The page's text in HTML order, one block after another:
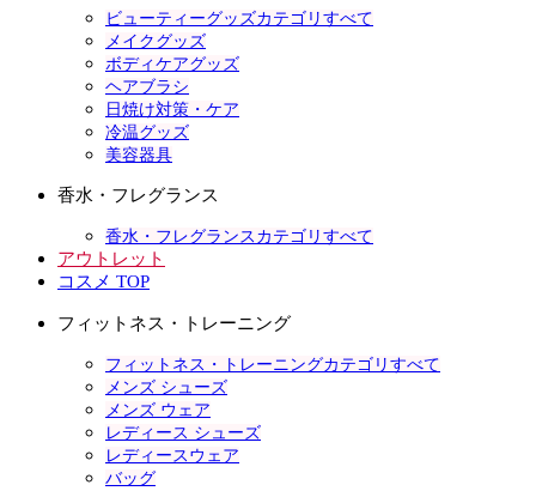
ビューティーグッズカテゴリすべて
メイクグッズ
ボディケアグッズ
ヘアブラシ
日焼け対策・ケア
冷温グッズ
美容器具
香水・フレグランス
香水・フレグランスカテゴリすべて
アウトレット
コスメ TOP
フィットネス・トレーニング
フィットネス・トレーニングカテゴリすべて
メンズ シューズ
メンズ ウェア
レディース シューズ
レディースウェア
バッグ